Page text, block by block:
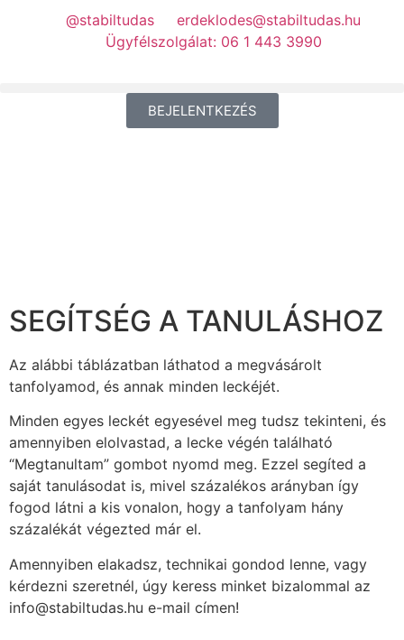
@stabiltudas
erdeklodes@stabiltudas.hu
Ügyfélszolgálat: 06 1 443 3990
BEJELENTKEZÉS
SEGÍTSÉG A TANULÁSHOZ
Az alábbi táblázatban láthatod a megvásárolt
tanfolyamod, és annak minden leckéjét.
Minden egyes leckét egyesével meg tudsz tekinteni, és
amennyiben elolvastad, a lecke végén található
“Megtanultam” gombot nyomd meg. Ezzel segíted a
saját tanulásodat is, mivel százalékos arányban így
fogod látni a kis vonalon, hogy a tanfolyam hány
százalékát végezted már el.
Amennyiben elakadsz, technikai gondod lenne, vagy
kérdezni szeretnél, úgy keress minket bizalommal az
info@stabiltudas.hu e-mail címen!